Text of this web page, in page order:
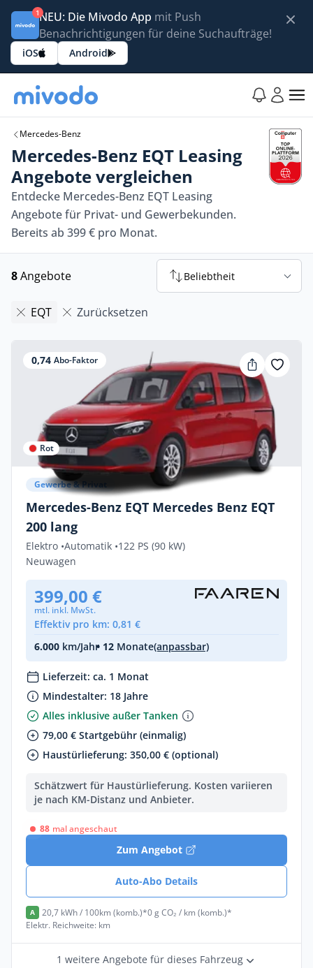
1NEU: Die Mivodo App mit Push
Benachrichtigungen für deine Suchaufträge!
iOS Android
Mercedes-Benz
Mercedes-Benz EQT Leasing
Angebote vergleichen
Entdecke Mercedes-Benz EQT Leasing
Angebote für Privat- und Gewerbekunden.
Bereits ab 399 € pro Monat.
8Angebote Beliebtheit
EQT Zurücksetzen
0,74 Abo-Faktor
Rot
Gewerbe & Privat
Mercedes-Benz EQT Mercedes Benz EQT
200 lang
Elektro •Automatik •122 PS (90 kW)
Neuwagen
399,00 €
mtl. inkl. MwSt.
Effektiv pro km: 0,81 €
6.000 km/Jahr• 12 Monate(anpassbar)
Lieferzeit: ca. 1 Monat
Mindestalter: 18 Jahre
Alles inklusive außer Tanken
79,00 € Startgebühr (einmalig)
Haustürlieferung: 350,00 € (optional)
Schätzwert für Haustürlieferung. Kosten variieren
je nach KM-Distanz und Anbieter.
88 mal angeschaut
Zum Angebot
Auto-Abo Details
A 20,7 kWh / 100km (komb.)*0 g CO₂ / km (komb.)*
Elektr. Reichweite: km
1 weitere Angebote für dieses Fahrzeug